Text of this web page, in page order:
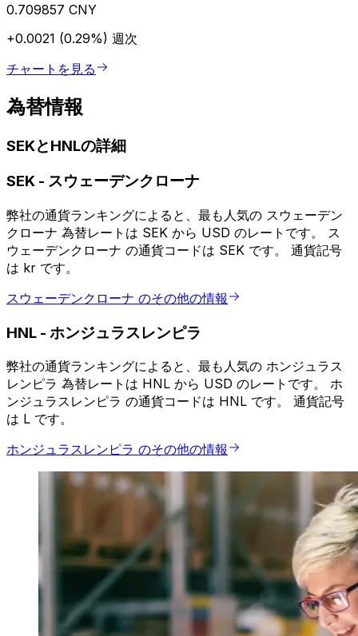
0.709857 CNY
+0.0021 (0.29%) 週次
チャートを見る
為替情報
SEKとHNLの詳細
SEK - スウェーデンクローナ
弊社の通貨ランキングによると、最も人気の スウェーデン
クローナ 為替レートは SEK から USD のレートです。 ス
ウェーデンクローナ の通貨コードは SEK です。 通貨記号
は kr です。
スウェーデンクローナ のその他の情報
HNL - ホンジュラスレンピラ
弊社の通貨ランキングによると、最も人気の ホンジュラス
レンピラ 為替レートは HNL から USD のレートです。 ホ
ンジュラスレンピラ の通貨コードは HNL です。 通貨記号
は L です。
ホンジュラスレンピラ のその他の情報